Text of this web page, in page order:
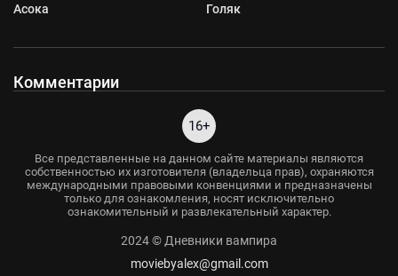
Асока Голяк
Комментарии
16+
Все представленные на данном сайте материалы являются
собственностью их изготовителя (владельца прав), охраняются
международными правовыми конвенциями и предназначены
только для ознакомления, носят исключительно
ознакомительный и развлекательный характер.
2024 © Дневники вампира
moviebyalex@gmail.com